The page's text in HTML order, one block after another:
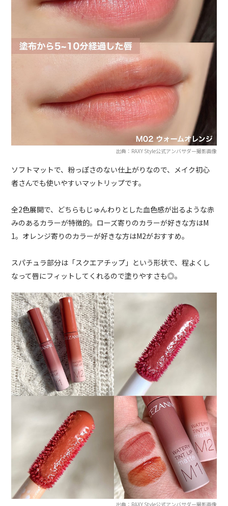
出典：RAXY Style公式アンバサダー撮影画像
ソフトマットで、粉っぽさのない仕上がりなので、メイク初心
者さんでも使いやすいマットリップです。
全2色展開で、どちらもじゅんわりとした血色感が出るような赤
みのあるカラーが特徴的。ローズ寄りのカラーが好きな方はM
1。オレンジ寄りのカラーが好きな方はM2がおすすめ。
スパチュラ部分は「スクエアチップ」という形状で、程よくし
なって唇にフィットしてくれるので塗りやすさも◎。
出典：RAXY Style公式アンバサダー撮影画像